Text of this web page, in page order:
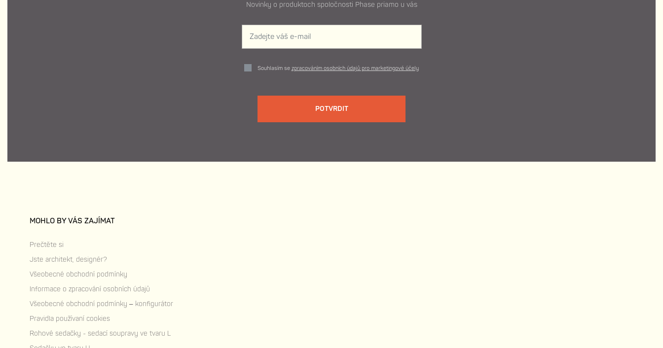
Novinky o produktoch spoločnosti Phase priamo u vás
Souhlasím se zpracováním osobních údajů pro marketingové účely
POTVRDIT
MOHLO BY VÁS ZAJÍMAT
Prečtěte si
Jste architekt, designér?
Všeobecné obchodní podmínky
Informace o zpracování osobních údajů
Všeobecné obchodní podmínky – konfigurátor
Pravidla používaní cookies
Rohové sedačky - sedací soupravy ve tvaru L